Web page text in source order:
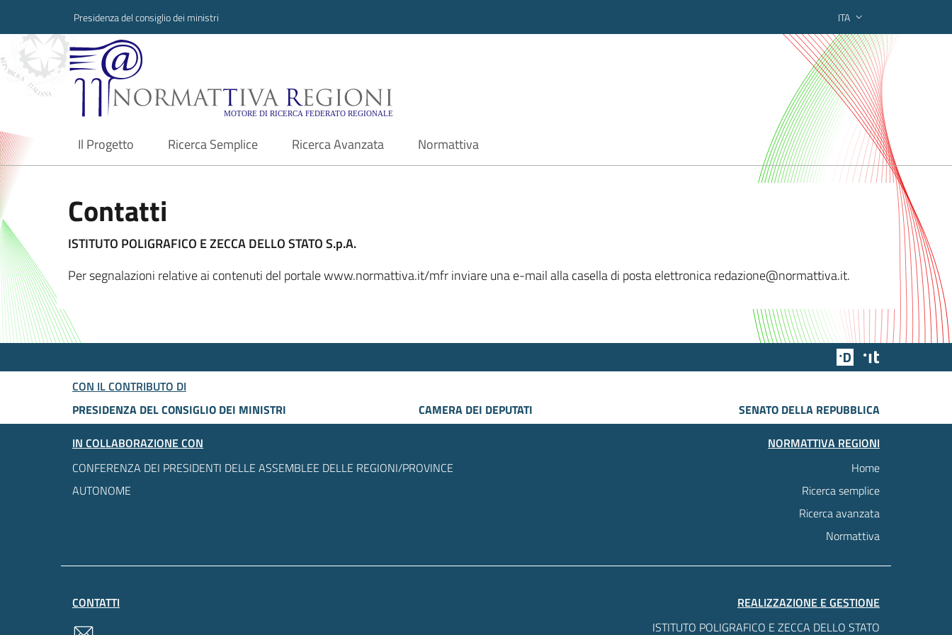
Presidenza del consiglio dei ministri ITA
Normattiva Regioni - Motore di ricerca federato regionale
Il Progetto
current Ricerca Semplice Ricerca Avanzata Normattiva
Contatti
ISTITUTO POLIGRAFICO E ZECCA DELLO STATO S.p.A.
Per segnalazioni relative ai contenuti del portale www.normattiva.it/mfr inviare una e-mail alla casella di posta elettronica redazione@normattiva.it.
Team Digitale
CON IL CONTRIBUTO DI
PRESIDENZA DEL CONSIGLIO DEI MINISTRI
CAMERA DEI DEPUTATI
SENATO DELLA REPUBBLICA
IN COLLABORAZIONE CON
CONFERENZA DEI PRESIDENTI DELLE ASSEMBLEE DELLE REGIONI/PROVINCE
AUTONOME
NORMATTIVA REGIONI
Home
Ricerca semplice
Ricerca avanzata
Normattiva
CONTATTI
REALIZZAZIONE E GESTIONE
ISTITUTO POLIGRAFICO E ZECCA DELLO STATO